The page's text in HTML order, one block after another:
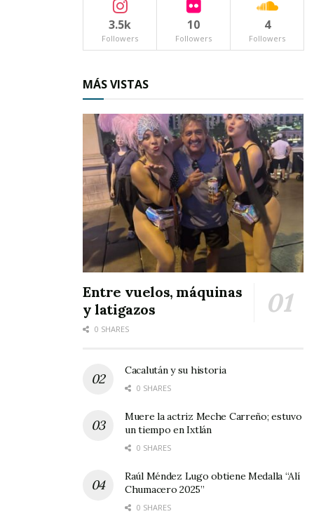
Es una oferta amplia. Variada. Útil. Una
oportunidad que no deben dejar pasar los
La actividad es organizada de manera conjunta por el
gobierno de Ixtlán
propósito de acercar servicios que mejoren la calidad de
vida de toda la comunidad.
Jornada del Bienestar
3.5k
Followers
10
Followers
4
Followers
MÁS VISTAS
Entre vuelos, máquinas
y latigazos
0 SHARES
Cacalután y su historia
0 SHARES
Muere la actriz Meche Carreño; estuvo
un tiempo en Ixtlán
0 SHARES
Raúl Méndez Lugo obtiene Medalla “Alí
Chumacero 2025”
0 SHARES